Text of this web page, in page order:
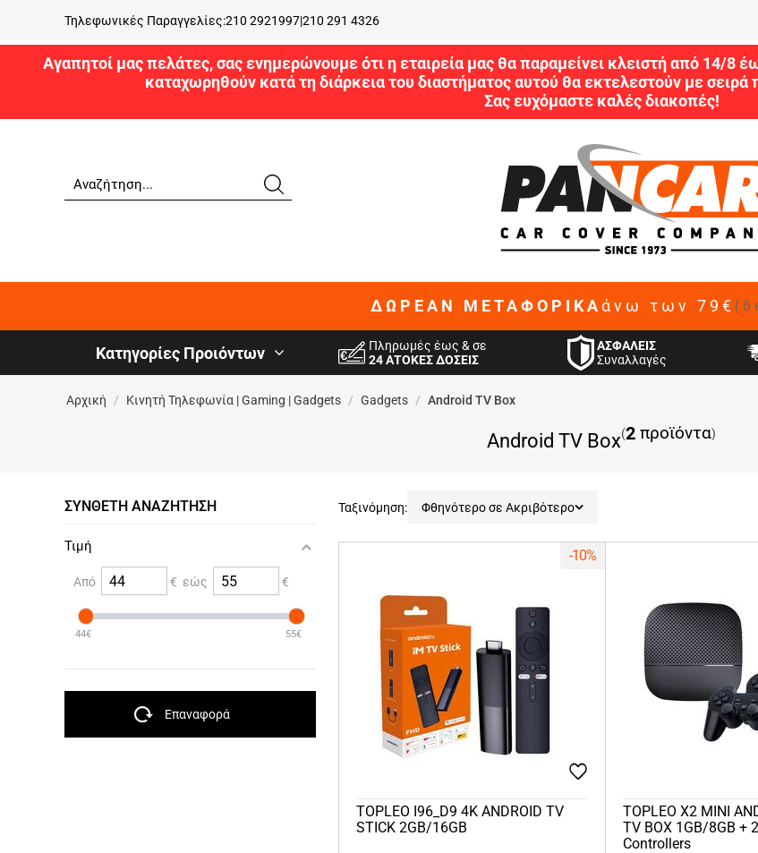
Τηλεφωνικές Παραγγελίες:210 2921997|210 291 4326
Αγαπητοί μας πελάτες, σας ενημερώνουμε ότι η εταιρεία μας θα παραμείνει κλειστή από 14/
καταχωρηθούν κατά τη διάρκεια του διαστήματος αυτού θα εκτελεστούν με
Σας ευχόμαστε καλές διακοπές!
ΔΩΡΕΑΝ ΜΕΤΑΦΟΡΙΚΑ άνω των 79€
Κατηγορίες Προιόντων
Πληρωμές έως & σε
24 ΑΤΟΚΕΣ ΔΟΣΕΙΣ
ΑΣΦΑΛΕΙΣ
Συναλλαγές
Αρχική / Κινητή Τηλεφωνία | Gaming | Gadgets / Gadgets / Android TV Box
Android TV Box(2 προϊόντα)
ΣΎΝΘΕΤΗ ΑΝΑΖΉΤΗΣΗ
Τιμή
Από € εώς €
44€ 55€
Επαναφορά
Ταξινόμηση: Φθηνότερο σε Ακριβότερο
-10%
TOPLEO I96_D9 4K ANDROID TV
STICK 2GB/16GB
TOPLEO X2 MINI
TV BOX 1GB/8GB +
Controllers